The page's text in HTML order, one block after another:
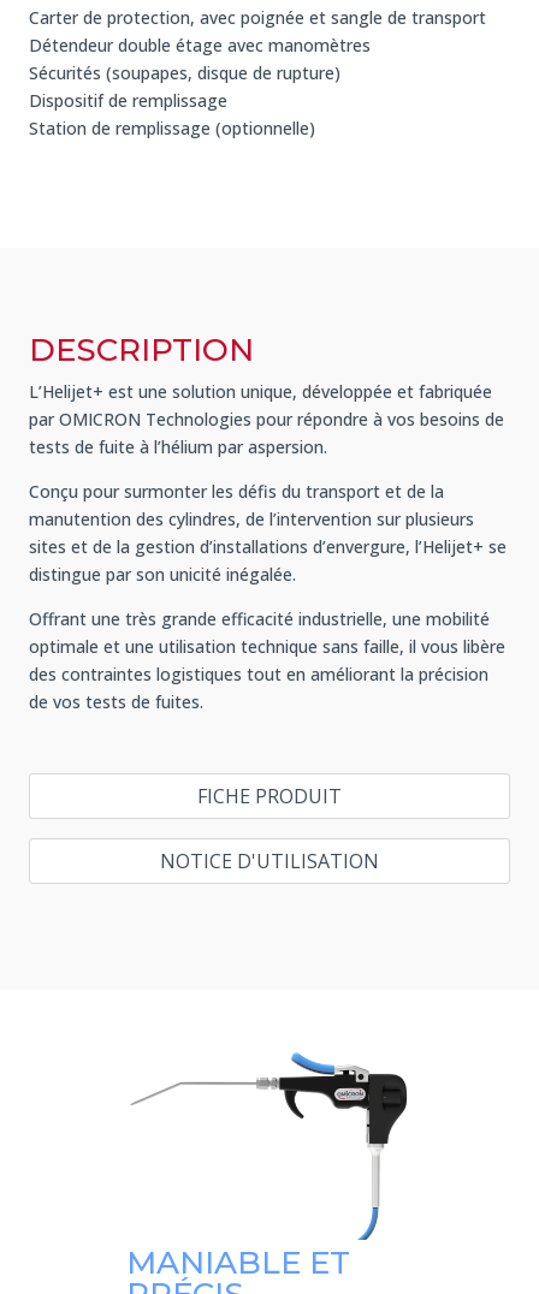
Carter de protection, avec poignée et sangle de transport
Détendeur double étage avec manomètres
Sécurités (soupapes, disque de rupture)
Dispositif de remplissage
Station de remplissage (optionnelle)
DESCRIPTION
L’Helijet+ est une solution unique, développée et fabriquée
par OMICRON Technologies pour répondre à vos besoins de
tests de fuite à l’hélium par aspersion.
Conçu pour surmonter les défis du transport et de la
manutention des cylindres, de l’intervention sur plusieurs
sites et de la gestion d’installations d’envergure, l’Helijet+ se
distingue par son unicité inégalée.
Offrant une très grande efficacité industrielle, une mobilité
optimale et une utilisation technique sans faille, il vous libère
des contraintes logistiques tout en améliorant la précision
de vos tests de fuites.
FICHE PRODUIT
NOTICE D'UTILISATION
MANIABLE ET